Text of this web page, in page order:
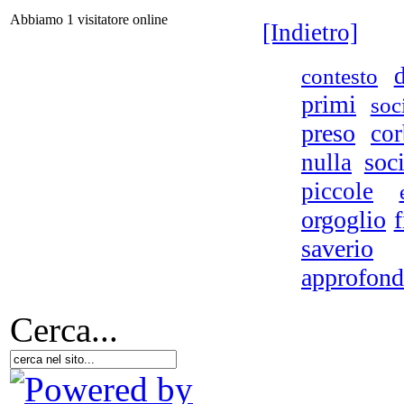
Abbiamo 1 visitatore online [Indietro]
contesto
primi
preso
nulla
piccole
orgoglio
saverio
Cerca...